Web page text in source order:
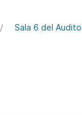
Sala 6 del